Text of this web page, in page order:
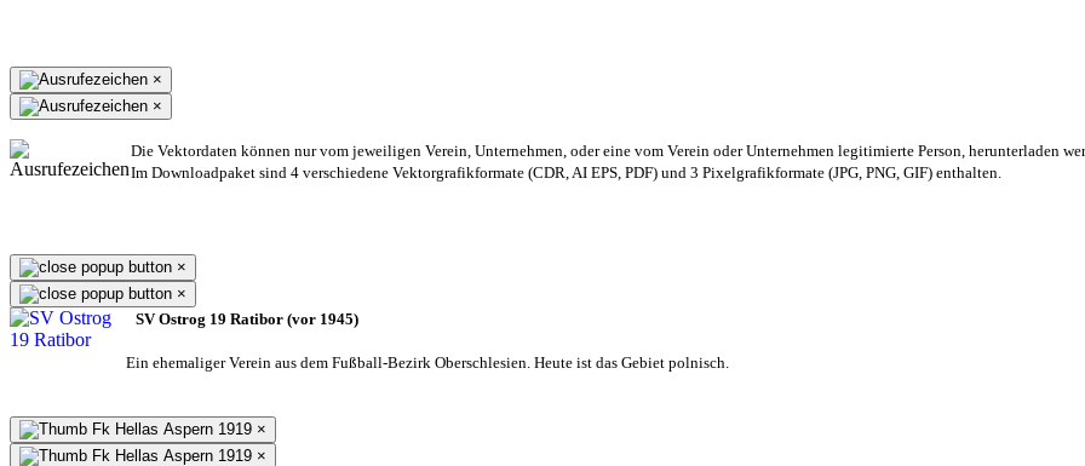
×
×
Die Vektordaten können nur vom jeweiligen Verein, Unternehmen, oder eine vom Verein oder Unternehmen legitimierte Person, herunterladen
Im Downloadpaket sind 4 verschiedene Vektorgrafikformate (CDR, AI EPS, PDF) und 3 Pixelgrafikformate (JPG, PNG, GIF) enthalten.
×
×
SV Ostrog 19 Ratibor (vor 1945)
Ein ehemaliger Verein aus dem Fußball-Bezirk Oberschlesien. Heute ist das Gebiet polnisch.
×
×